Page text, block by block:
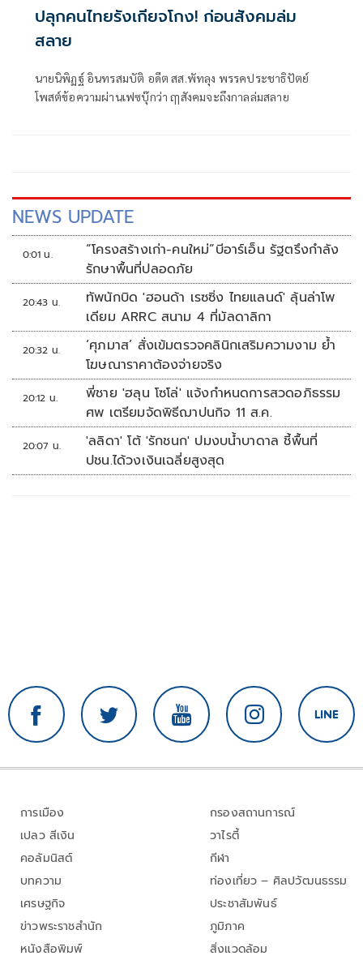
ปลุกคนไทยรังเกียจโกง! ก่อนสังคมล่ม
สลาย
นายนิพิฏฐ์ อินทรสมบัติ อดีต สส.พัทลุง พรรคประชาธิปัตย์
โพสต์ข้อความผ่านเฟซบุ๊กว่า ฤๅสังคมจะถึงกาลล่มสลาย
NEWS UPDATE
0:01 น.
“โครงสร้างเก่า-คนใหม่”บีอาร์เอ็น รัฐตรึงกำลัง
รักษาพื้นที่ปลอดภัย
20:43 น.
ทัพนักบิด 'ฮอนด้า เรซซิ่ง ไทยแลนด์' ลุ้นล่าโพ
เดียม ARRC สนาม 4 ที่มัลดาลิกา
20:32 น.
‘ศุภมาส’ สั่งเข้มตรวจคลินิกเสริมความงาม ย้ำ
โฆษณาราคาต้องจ่ายจริง
20:12 น.
พี่ชาย 'ฮลุน โซโล่' แจ้งกำหนดการสวดอภิธรรม
ศพ เตรียมจัดพิธีฌาปนกิจ 11 ส.ค.
20:07 น.
'ลลิดา' โต้ 'รักชนก' ปมงบน้ำบาดาล ชี้พื้นที่
ปชน.ได้วงเงินเฉลี่ยสูงสุด
การเมือง
เปลว สีเงิน
คอลัมนิสต์
บทความ
เศรษฐกิจ
ข่าวพระราชสำนัก
หนังสือพิมพ์
กรองสถานการณ์
วาไรตี้
กีฬา
ท่องเที่ยว – ศิลปวัฒนธรรม
ประชาสัมพันธ์
ภูมิภาค
สิ่งแวดล้อม